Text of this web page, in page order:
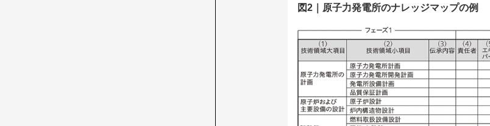
図2｜原子力発電所のナレッジマップの例